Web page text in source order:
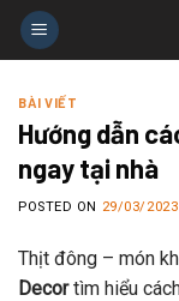
Skip
BÀI VIẾT
Hướng dẫn
ngay tại nhà
POSTED ON 29/03/2023
Thịt đông – món
Decortìm hiểu